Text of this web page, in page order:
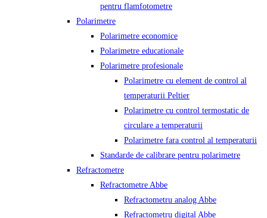
pentru flamfotometre
Polarimetre
Polarimetre economice
Polarimetre educationale
Polarimetre profesionale
Polarimetre cu element de control al
temperaturii Peltier
Polarimetre cu control termostatic de
circulare a temperaturii
Polarimetre fara control al temperaturii
Standarde de calibrare pentru polarimetre
Refractometre
Refractometre Abbe
Refractometru analog Abbe
Refractometru digital Abbe